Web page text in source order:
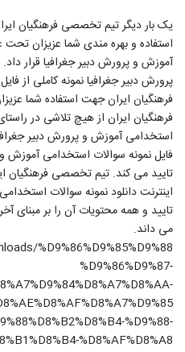
یک بار دیگر تیم تخصصی فرهنگیان
استفاده و بهره مندی شما عزیزان
آموزش و پرورش دبیر جغرافیا قرار
پرورش دبیر جغرافیا نمونه کاملی
فرهنگیان ایران جهت استفاده شما
فرهنگیان ایران از هیچ تلاشی در
استخدامی آموزش و پرورش دبیر
فایل نمونه سوالات استخدامی آموزش
تایید می کند. تیم تخصصی فرهنگیان
اینترنت دانلود نمونه سوالات
تایید و همه محتویات آن را بر
می داند.
%D9%86%D9%85%D9%88
%D9%86%D9%87-
%D9%88-
%D8%AF%D8%A8/